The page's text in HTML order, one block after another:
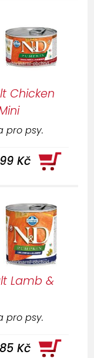
Chicken
pro psy.
99 Kč
Lamb &
pro psy.
85 Kč